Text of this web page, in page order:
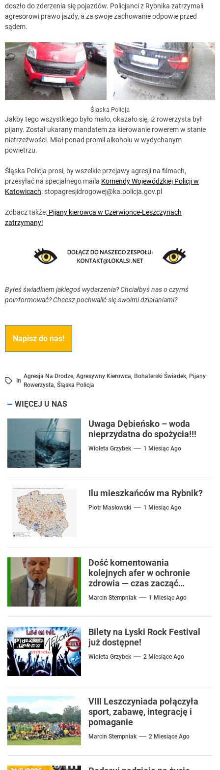
doszło do zderzenia się pojazdów. Policjanci z Rybnika zatrzymali
agresorowi prawo jazdy, a za swoje zachowanie odpowie przed
sądem.
Śląska Policja
Jakby tego wszystkiego było mało, okazało się, iż rowerzysta był
pijany. Został ukarany mandatem za kierowanie rowerem w stanie
nietrzeźwości. Miał ponad promil alkoholu w wydychanym
powietrzu.
Śląska Policja prosi, by wszelkie przejawy agresji na filmach,
przesyłać na specjalnego maila Komendy Wojewódzkiej Policji w
Katowicach:stopagresjidrogowej@ka.policja.gov.pl
Zobacz także: Pijany kierowca w Czerwionce-Leszczynach
zatrzymany!
Byłeś świadkiem jakiegoś wydarzenia? Chciałbyś nas o czymś
poinformować? Chcesz pochwalić się swoimi działaniami?
Napisz do nas!
In
Agresja Na Drodze, Agresywny Kierowca, Bohaterski Świadek, Pijany
Rowerzysta, Śląska Policja
WIĘCEJ U NAS
Uwaga Dębieńsko – woda
nieprzydatna do spożycia!!!
Wioleta Grzybek 1 Miesiąc Ago
Ilu mieszkańców ma Rybnik?
Piotr Masłowski 1 Miesiąc Ago
Dość komentowania
kolejnych afer w ochronie
zdrowia — czas zacząć
mówić o rozwiązaniach
Marcin Stempniak 1 Miesiąc Ago
Bilety na Lyski Rock Festival
już dostępne!
Wioleta Grzybek 2 Miesiące Ago
VIII Leszczyniada połączyła
sport, zabawę, integrację i
pomaganie
Marcin Stempniak 2 Miesiące Ago